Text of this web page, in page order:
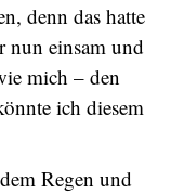
denn das hatte
nun einsam und
mich – den
ich diesem
Regen und